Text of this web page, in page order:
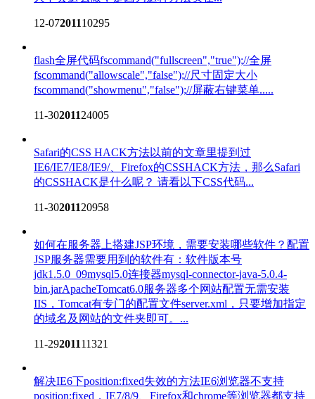
12-07201110295
flash全屏代码fscommand("fullscreen","true");//全屏
fscommand("allowscale","false");//尺寸固定大小
fscommand("showmenu","false");//屏蔽右键菜单.....
11-30201124005
Safari的CSS HACK方法以前的文章里提到过
IE6/IE7/IE8/IE9/、Firefox的CSSHACK方法，那么Safari
的CSSHACK是什么呢？ 请看以下CSS代码...
11-30201120958
如何在服务器上搭建JSP环境，需要安装哪些软件？ 配置
JSP服务器需要用到的软件有：软件版本号
jdk1.5.0_09mysql5.0连接器mysql-connector-java-5.0.4-
bin.jarApacheTomcat6.0服务器多个网站配置无需安装
IIS，Tomcat有专门的配置文件server.xml，只要增加指定
的域名及网站的文件夹即可。...
11-29201111321
解决IE6下position:fixed失效的方法IE6浏览器不支持
position:fixed，IE7/8/9、Firefox和chrome等浏览器都支持